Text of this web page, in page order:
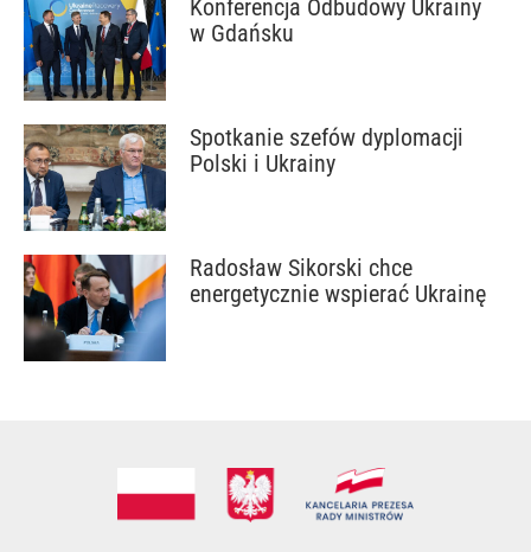
Konferencja Odbudowy Ukrainy
w Gdańsku
Spotkanie szefów dyplomacji
Polski i Ukrainy
Radosław Sikorski chce
energetycznie wspierać Ukrainę